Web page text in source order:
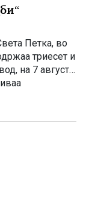
Петка, во
триесет и
на 7 август,